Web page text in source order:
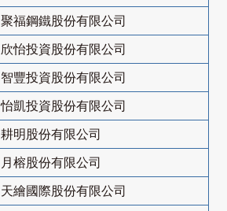
聚福鋼鐵股份有限公司
欣怡投資股份有限公司
智豐投資股份有限公司
怡凱投資股份有限公司
耕明股份有限公司
月榕股份有限公司
天繪國際股份有限公司